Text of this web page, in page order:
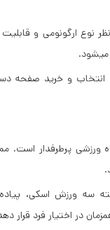
نوع ارگونومی و
انتخاب و خرید صفحه
ورزشی پرطرفدار است.
سه ورزش اسکی،
در اختیار فرد قرار